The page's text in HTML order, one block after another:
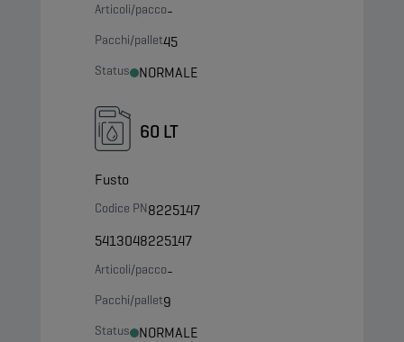
Articoli/pacco-
Pacchi/pallet45
Status NORMALE
60 LT
Fusto
Codice PN8225147
5413048225147
Articoli/pacco-
Pacchi/pallet9
Status NORMALE